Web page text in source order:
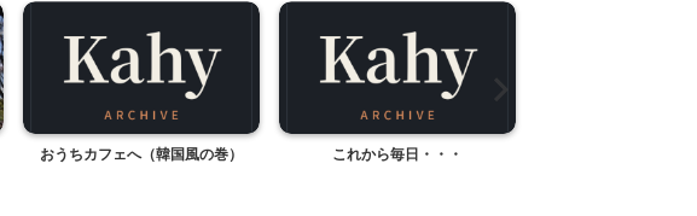
これから毎日・・・ ＩＫＥＡにて。